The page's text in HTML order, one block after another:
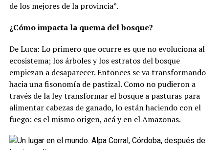
de los mejores de la provincia”.
¿Cómo impacta la quema del bosque?
De Luca: Lo primero que ocurre es que no evoluciona al
ecosistema; los árboles y los estratos del bosque
empiezan a desaparecer. Entonces se va transformando
hacia una fisonomía de pastizal. Como no pudieron a
través de la ley transformar el bosque a pasturas para
alimentar cabezas de ganado, lo están haciendo con el
fuego: es el mismo origen, acá y en el Amazonas.